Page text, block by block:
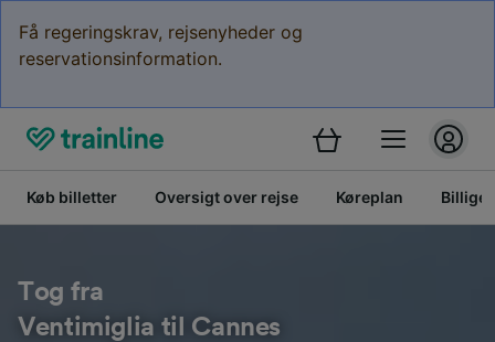
Få regeringskrav, rejsenyheder og
reservationsinformation.
Køb billetter Oversigt over rejse Køreplan Billige
Tog fra
Ventimiglia til Cannes